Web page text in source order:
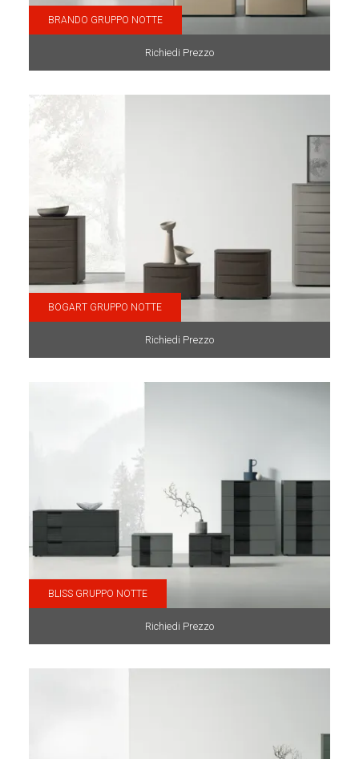
BRANDO GRUPPO NOTTE
Richiedi Prezzo
BOGART GRUPPO NOTTE
Richiedi Prezzo
BLISS GRUPPO NOTTE
Richiedi Prezzo